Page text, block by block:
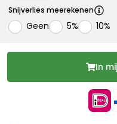
Snijverlies meerekenen
Geen 5% 10%
In